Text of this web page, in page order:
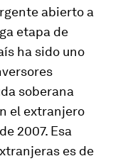
abierto a
etapa de
ha sido uno
soberana
el extranjero
2007. Esa
es de